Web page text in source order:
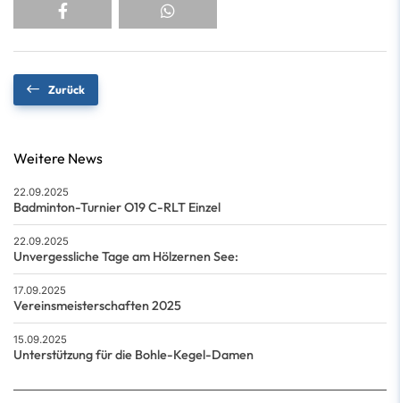
Zurück
Weitere News
22.09.2025
Badminton-Turnier O19 C-RLT Einzel
22.09.2025
Unvergessliche Tage am Hölzernen See:
17.09.2025
Vereinsmeisterschaften 2025
15.09.2025
Unterstützung für die Bohle-Kegel-Damen